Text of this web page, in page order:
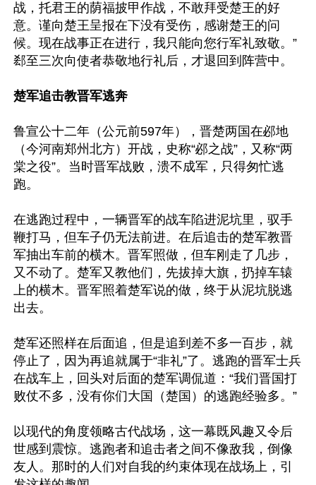
战，托君王的荫福披甲作战，不敢拜受楚王的好
意。谨向楚王呈报在下没有受伤，感谢楚王的问
候。现在战事正在进行，我只能向您行军礼致敬。”
郄至三次向使者恭敬地行礼后，才退回到阵营中。
楚军追击教晋军逃奔
鲁宣公十二年（公元前597年），晋楚两国在邲地
（今河南郑州北方）开战，史称“邲之战”，又称“两
棠之役”。当时晋军战败，溃不成军，只得匆忙逃
跑。
在逃跑过程中，一辆晋军的战车陷进泥坑里，驭手
鞭打马，但车子仍无法前进。在后追击的楚军教晋
军抽出车前的横木。晋军照做，但车刚走了几步，
又不动了。楚军又教他们，先拔掉大旗，扔掉车辕
上的横木。晋军照着楚军说的做，终于从泥坑脱逃
出去。
楚军还照样在后面追，但是追到差不多一百步，就
停止了，因为再追就属于“非礼”了。逃跑的晋军士兵
在战车上，回头对后面的楚军调侃道：“我们晋国打
败仗不多，没有你们大国（楚国）的逃跑经验多。”
以现代的角度领略古代战场，这一幕既风趣又令后
世感到震惊。逃跑者和追击者之间不像敌我，倒像
友人。那时的人们对自我的约束体现在战场上，引